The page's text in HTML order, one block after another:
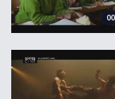
Les sorties ciné du